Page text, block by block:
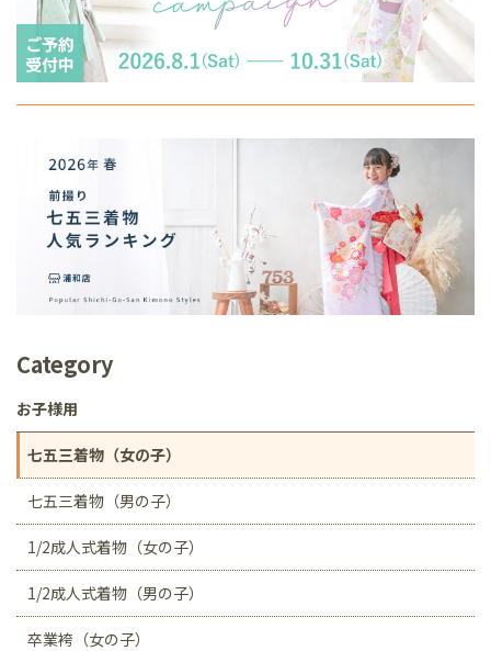
Category
お子様用
七五三着物（女の子）
七五三着物（男の子）
1/2成人式着物（女の子）
1/2成人式着物（男の子）
卒業袴（女の子）